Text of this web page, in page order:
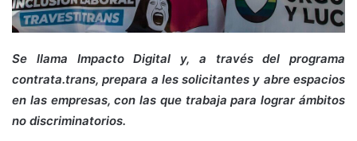
Se llama Impacto Digital y, a través del programa
contrata.trans, prepara a les solicitantes y abre espacios
en las empresas, con las que trabaja para lograr ámbitos
no discriminatorios.